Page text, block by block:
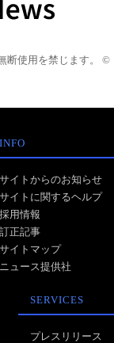
断使用を禁じます。 ©
INFO
サイトからのお知らせ
サイトに関するヘルプ
採用情報
訂正記事
サイトマップ
ニュース提供社
SERVICES
プレスリリース